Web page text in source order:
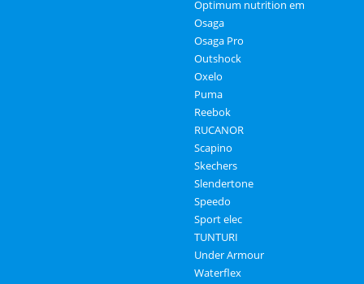
Optimum nutrition em
Osaga
Osaga Pro
Outshock
Oxelo
Puma
Reebok
RUCANOR
Scapino
Skechers
Slendertone
Speedo
Sport elec
TUNTURI
Under Armour
Waterflex